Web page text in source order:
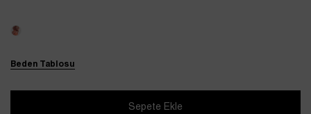
Beden Tablosu